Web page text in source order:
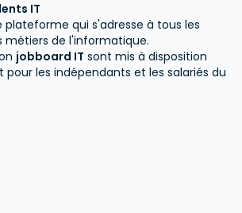
IT
plateforme qui s'adresse à tous les
métiers de l'informatique.
jobboard IT sont mis à disposition
pour les indépendants et les salariés du